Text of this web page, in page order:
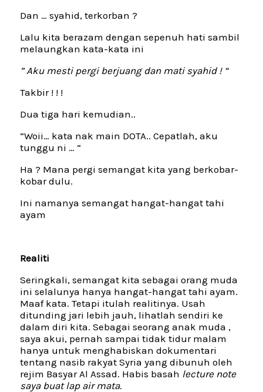
Dan … syahid, terkorban ?
Lalu kita berazam dengan sepenuh hati sambil
melaungkan kata-kata ini
” Aku mesti pergi berjuang dan mati syahid ! “
Takbir ! ! !
Dua tiga hari kemudian..
“Woii… kata nak main DOTA.. Cepatlah, aku
tunggu ni … “
Ha ? Mana pergi semangat kita yang berkobar-
kobar dulu.
Ini namanya semangat hangat-hangat tahi
ayam
Realiti
Seringkali, semangat kita sebagai orang muda
ini selalunya hanya hangat-hangat tahi ayam.
Maaf kata. Tetapi itulah realitinya. Usah
ditunding jari lebih jauh, lihatlah sendiri ke
dalam diri kita. Sebagai seorang anak muda ,
saya akui, pernah sampai tidak tidur malam
hanya untuk menghabiskan dokumentari
tentang nasib rakyat Syria yang dibunuh oleh
rejim Basyar Al Assad. Habis basah lecture note
saya buat lap air mata.